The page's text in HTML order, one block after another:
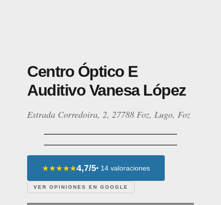
Centro Óptico E
Auditivo Vanesa López
Estrada Corredoira, 2, 27788 Foz, Lugo, Foz
★★★★★4,7/5• 14 valoraciones
VER OPINIONES EN GOOGLE